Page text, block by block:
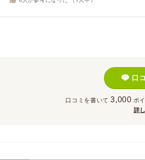
口
口コミを書いて 3,000 ポ
詳